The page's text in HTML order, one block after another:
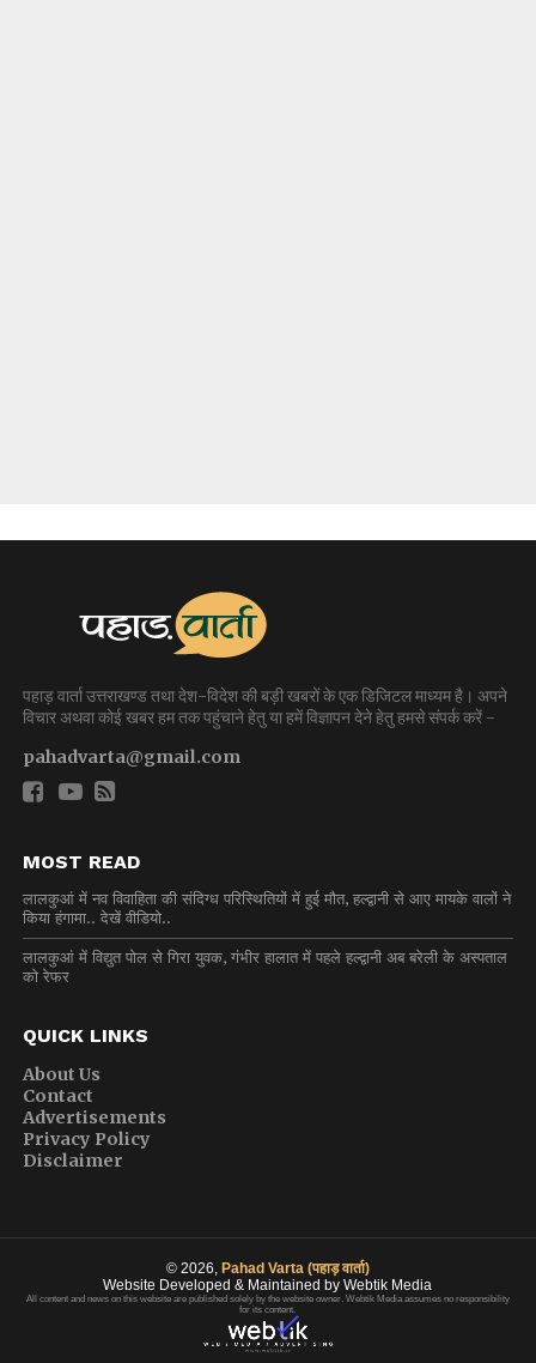
पहाड़ वार्ता उत्तराखण्ड तथा देश-विदेश की बड़ी खबरों के एक डिजिटल माध्यम है। अपने
विचार अथवा कोई खबर हम तक पहुंचाने हेतु या हमें विज्ञापन देने हेतु हमसे संपर्क करें -
pahadvarta@gmail.com
MOST READ
लालकुआं में नव विवाहिता की संदिग्ध परिस्थितियों में हुई मौत, हल्द्वानी से आए मायके वालों ने
किया हंगामा.. देखें वीडियो..
लालकुआं में विद्युत पोल से गिरा युवक, गंभीर हालात में पहले हल्द्वानी अब बरेली के अस्पताल
को रेफर
QUICK LINKS
About Us
Contact
Advertisements
Privacy Policy
Disclaimer
© 2026, Pahad Varta (पहाड़ वार्ता)
Website Developed & Maintained by Webtik Media
All content and news on this website are published solely by the website owner. Webtik Media assumes no responsibility
for its content.